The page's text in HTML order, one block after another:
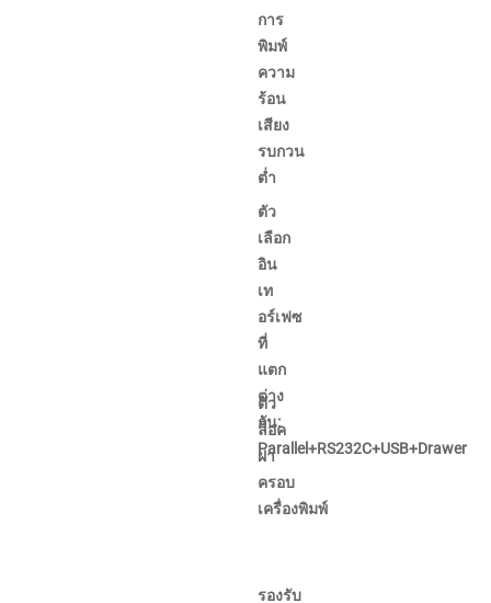
การ
พิมพ์
ความ
ร้อน
เสียง
รบกวน
ต่ำ
ตัว
เลือก
อิน
เท
อร์เฟซ
ที่
แตก
ต่าง
กัน:
Parallel+RS232C+USB+Drawer
ตัว
ล็อค
ฝา
ครอบ
เครื่องพิมพ์
รองรับ